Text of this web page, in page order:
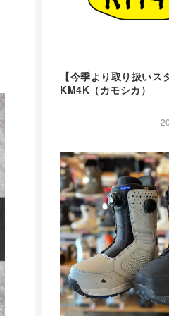
【今季より取り扱い
KM4K（カモシカ）